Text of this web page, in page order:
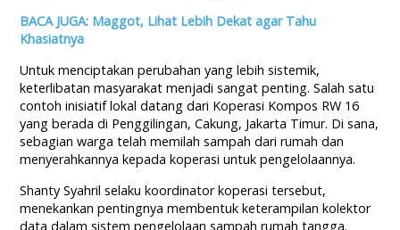
BACA JUGA: Maggot, Lihat Lebih Dekat agar Tahu
Khasiatnya
Untuk menciptakan perubahan yang lebih sistemik,
keterlibatan masyarakat menjadi sangat penting. Salah satu
contoh inisiatif lokal datang dari Koperasi Kompos RW 16
yang berada di Penggilingan, Cakung, Jakarta Timur. Di sana,
sebagian warga telah memilah sampah dari rumah dan
menyerahkannya kepada koperasi untuk pengelolaannya.
Shanty Syahril selaku koordinator koperasi tersebut,
menekankan pentingnya membentuk keterampilan kolektor
data dalam sistem pengelolaan sampah rumah tangga.